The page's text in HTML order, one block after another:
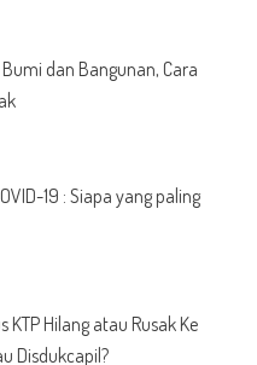
dan Bangunan, Cara
19 : Siapa yang paling
KTP Hilang atau Rusak Ke
Disdukcapil?